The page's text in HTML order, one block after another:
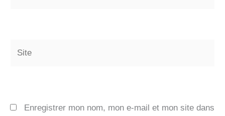
Enregistrer mon nom, mon e-mail et mon site dans